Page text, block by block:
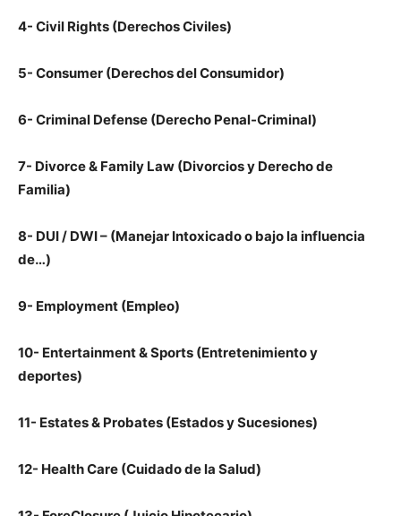
4- Civil Rights (Derechos Civiles)
5- Consumer (Derechos del Consumidor)
6- Criminal Defense (Derecho Penal-Criminal)
7- Divorce & Family Law (Divorcios y Derecho de
Familia)
8- DUI / DWI – (Manejar Intoxicado o bajo la influencia
de…)
9- Employment (Empleo)
10- Entertainment & Sports (Entretenimiento y
deportes)
11- Estates & Probates (Estados y Sucesiones)
12- Health Care (Cuidado de la Salud)